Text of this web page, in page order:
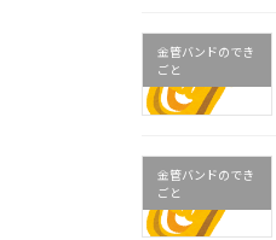
金管バンドのでき
ごと
金管バンドのでき
ごと